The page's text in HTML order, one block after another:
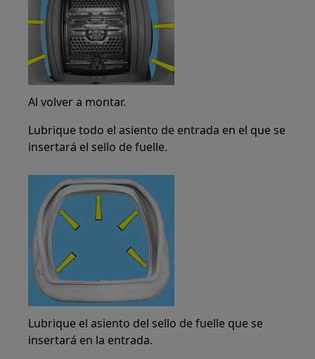
Al volver a montar.
Lubrique todo el asiento de entrada en el que se
insertará el sello de fuelle.
Lubrique el asiento del sello de fuelle que se
insertará en la entrada.